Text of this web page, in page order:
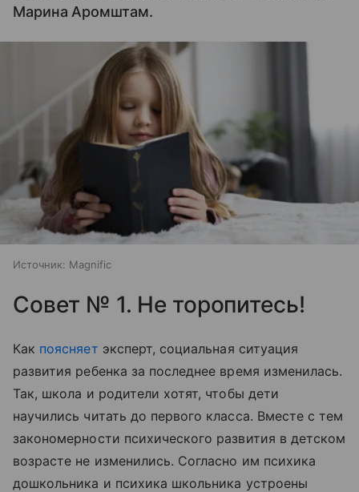
Марина Аромштам.
Источник: Magnific
Совет № 1. Не торопитесь!
Как поясняет эксперт, социальная ситуация
развития ребенка за последнее время изменилась.
Так, школа и родители хотят, чтобы дети
научились читать до первого класса. Вместе с тем
закономерности психического развития в детском
возрасте не изменились. Согласно им психика
дошкольника и психика школьника устроены